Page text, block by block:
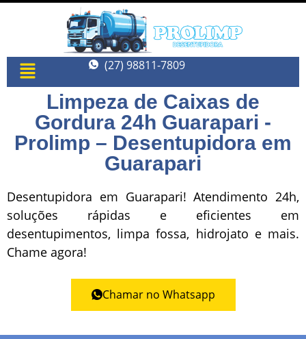
(27) 98811-7809
Limpeza de Caixas de
Gordura 24h Guarapari -
Prolimp – Desentupidora em
Guarapari
Desentupidora em Guarapari! Atendimento 24h,
soluções rápidas e eficientes em
desentupimentos, limpa fossa, hidrojato e mais.
Chame agora!
Chamar no Whatsapp